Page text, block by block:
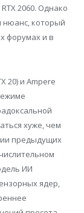
2060. Однако
нюанс, который
форумах и в
20) и Ampere
хуже, чем
предыдущих
ИИ
ядер,